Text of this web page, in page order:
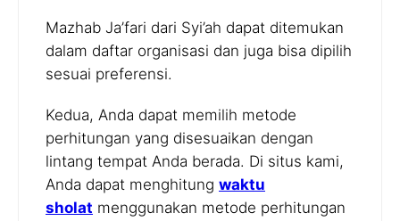
Mazhab Ja’fari dari Syi’ah dapat ditemukan
dalam daftar organisasi dan juga bisa dipilih
sesuai preferensi.
Kedua, Anda dapat memilih metode
perhitungan yang disesuaikan dengan
lintang tempat Anda berada. Di situs kami,
Anda dapat menghitung waktu
sholat menggunakan metode perhitungan